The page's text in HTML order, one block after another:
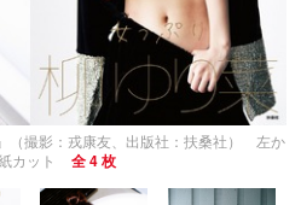
（撮影：戎康友、出版社：扶桑社） 左か
カット
全 4 枚